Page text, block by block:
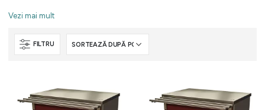
Vezi mai mult
FILTRU